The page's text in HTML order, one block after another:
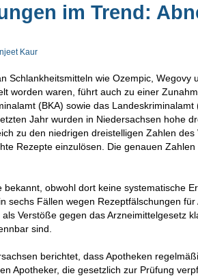
im Trend:
Kaur
Schlankheitsmitteln wie Ozempic, Wegovy
worden waren, führt auch zu einer
(BKA) sowie das
Jahr wurden in Niedersachsen hohe
zu den niedrigen dreistelligen Zahlen
Rezepte einzulösen. Die genauen
bekannt, obwohl dort keine systematische
sechs Fällen wegen Rezeptfälschungen
Verstöße gegen das Arzneimittelgesetz
sind.
berichtet, dass Apotheken
Apotheker, die gesetzlich zur Prüfung